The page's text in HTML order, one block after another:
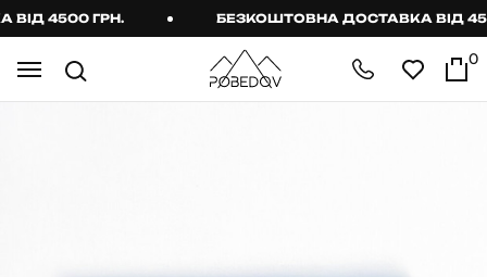
4500 ГРН. БЕЗКОШТОВНА ДОСТАВКА ВІД
0